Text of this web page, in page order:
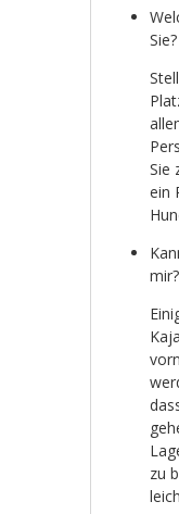
Sie?
Sie
ein
mir?
zu